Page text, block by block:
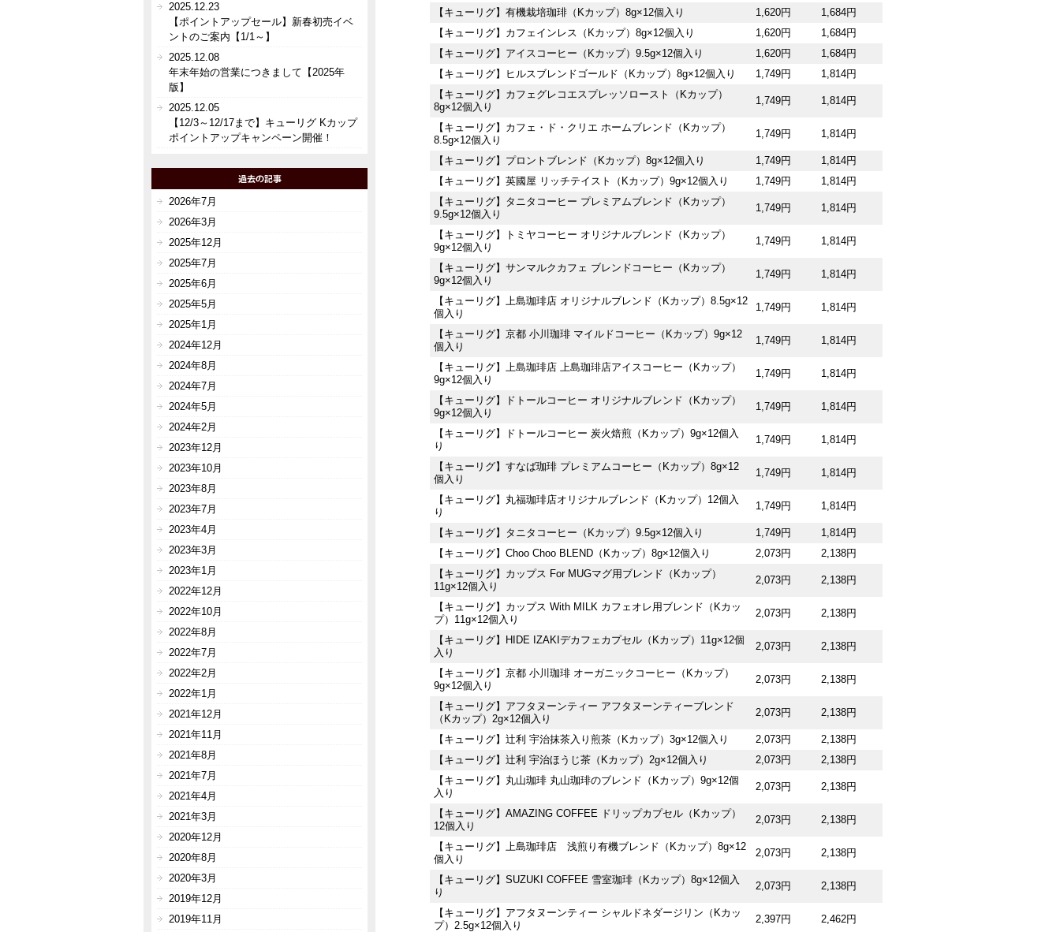
【キューリグ】有機栽培珈琲（Kカップ）8g×12個入り
1,620円
1,684円
【キューリグ】カフェインレス（Kカップ）8g×12個入り
1,620円
1,684円
【キューリグ】アイスコーヒー（Kカップ）9.5g×12個入り
1,620円
1,684円
【キューリグ】ヒルスブレンドゴールド（Kカップ）8g×12個入り
1,749円
1,814円
【キューリグ】カフェグレコエスプレッソロースト（Kカップ）
8g×12個入り
1,749円 1,814円
【キューリグ】カフェ・ド・クリエ ホームブレンド（Kカップ）
8.5g×12個入り
1,749円 1,814円
【キューリグ】プロントブレンド（Kカップ）8g×12個入り 1,749円
1,814円
【キューリグ】英國屋 リッチテイスト（Kカップ）9g×12個入り
1,749円
1,814円
【キューリグ】タニタコーヒー プレミアムブレンド（Kカップ）
9.5g×12個入り
1,749円 1,814円
【キューリグ】トミヤコーヒー オリジナルブレンド（Kカップ）
9g×12個入り
1,749円 1,814円
【キューリグ】サンマルクカフェ ブレンドコーヒー（Kカップ）
9g×12個入り
1,749円 1,814円
【キューリグ】上島珈琲店 オリジナルブレンド（Kカップ）8.5g×12
個入り
1,749円 1,814円
【キューリグ】京都 小川珈琲 マイルドコーヒー（Kカップ）9g×12
個入り
1,749円 1,814円
【キューリグ】上島珈琲店 上島珈琲店アイスコーヒー（Kカップ）
9g×12個入り
1,749円 1,814円
【キューリグ】ドトールコーヒー オリジナルブレンド（Kカップ）
9g×12個入り
1,749円 1,814円
【キューリグ】ドトールコーヒー 炭火焙煎（Kカップ）9g×12個入
り
1,749円 1,814円
【キューリグ】すなば珈琲 プレミアムコーヒー（Kカップ）8g×12
個入り
1,749円 1,814円
【キューリグ】丸福珈琲店オリジナルブレンド（Kカップ）12個入
り
1,749円 1,814円
【キューリグ】タニタコーヒー（Kカップ）9.5g×12個入り 1,749円
1,814円
【キューリグ】Choo Choo BLEND（Kカップ）8g×12個入り
2,073円
2,138円
【キューリグ】カップス For MUGマグ用ブレンド（Kカップ）
11g×12個入り
2,073円 2,138円
【キューリグ】カップス With MILK カフェオレ用ブレンド（Kカッ
プ）11g×12個入り
2,073円 2,138円
【キューリグ】HIDE IZAKIデカフェカプセル（Kカップ）11g×12個
入り
2,073円 2,138円
【キューリグ】京都 小川珈琲 オーガニックコーヒー（Kカップ）
9g×12個入り
2,073円 2,138円
【キューリグ】アフタヌーンティー アフタヌーンティーブレンド
（Kカップ）2g×12個入り
2,073円 2,138円
【キューリグ】辻利 宇治抹茶入り煎茶（Kカップ）3g×12個入り 2,073円
2,138円
【キューリグ】辻利 宇治ほうじ茶（Kカップ）2g×12個入り
2,073円
2,138円
【キューリグ】丸山珈琲 丸山珈琲のブレンド（Kカップ）9g×12個
入り
2,073円 2,138円
【キューリグ】AMAZING COFFEE ドリップカプセル（Kカップ）
12個入り
2,073円 2,138円
【キューリグ】上島珈琲店 浅煎り有機ブレンド（Kカップ）8g×12
個入り
2,073円 2,138円
【キューリグ】SUZUKI COFFEE 雪室珈琲（Kカップ）8g×12個入
り
2,073円 2,138円
【キューリグ】アフタヌーンティー シャルドネダージリン（Kカッ
プ）2.5g×12個入り
2,397円 2,462円
2025.12.23
【ポイントアップセール】新春初売イベ
ントのご案内【1/1～】
2025.12.08
年末年始の営業につきまして【2025年
版】
2025.12.05
【12/3～12/17まで】キューリグ Kカップ
ポイントアップキャンペーン開催！
2026年7月
2026年3月
2025年12月
2025年7月
2025年6月
2025年5月
2025年1月
2024年12月
2024年8月
2024年7月
2024年5月
2024年2月
2023年12月
2023年10月
2023年8月
2023年7月
2023年4月
2023年3月
2023年1月
2022年12月
2022年10月
2022年8月
2022年7月
2022年2月
2022年1月
2021年12月
2021年11月
2021年8月
2021年7月
2021年4月
2021年3月
2020年12月
2020年8月
2020年3月
2019年12月
2019年11月